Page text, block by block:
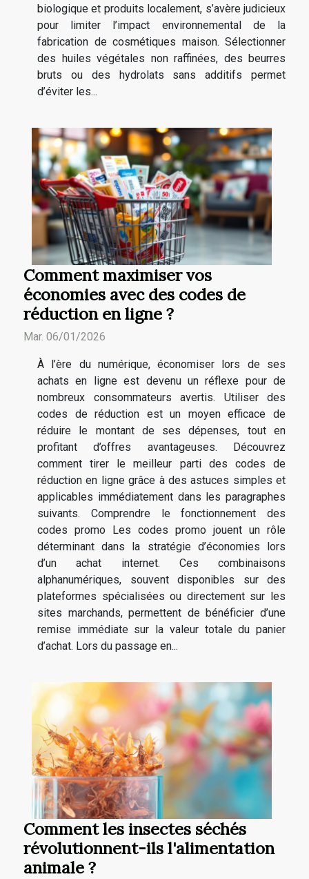
biologique et produits localement, s’avère judicieux
pour limiter l’impact environnemental de la
fabrication de cosmétiques maison. Sélectionner
des huiles végétales non raffinées, des beurres
bruts ou des hydrolats sans additifs permet
d’éviter les...
Comment maximiser vos
économies avec des codes de
réduction en ligne ?
Mar. 06/01/2026
À l’ère du numérique, économiser lors de ses
achats en ligne est devenu un réflexe pour de
nombreux consommateurs avertis. Utiliser des
codes de réduction est un moyen efficace de
réduire le montant de ses dépenses, tout en
profitant d’offres avantageuses. Découvrez
comment tirer le meilleur parti des codes de
réduction en ligne grâce à des astuces simples et
applicables immédiatement dans les paragraphes
suivants. Comprendre le fonctionnement des
codes promo Les codes promo jouent un rôle
déterminant dans la stratégie d’économies lors
d’un achat internet. Ces combinaisons
alphanumériques, souvent disponibles sur des
plateformes spécialisées ou directement sur les
sites marchands, permettent de bénéficier d’une
remise immédiate sur la valeur totale du panier
d’achat. Lors du passage en...
Comment les insectes séchés
révolutionnent-ils l'alimentation
animale ?